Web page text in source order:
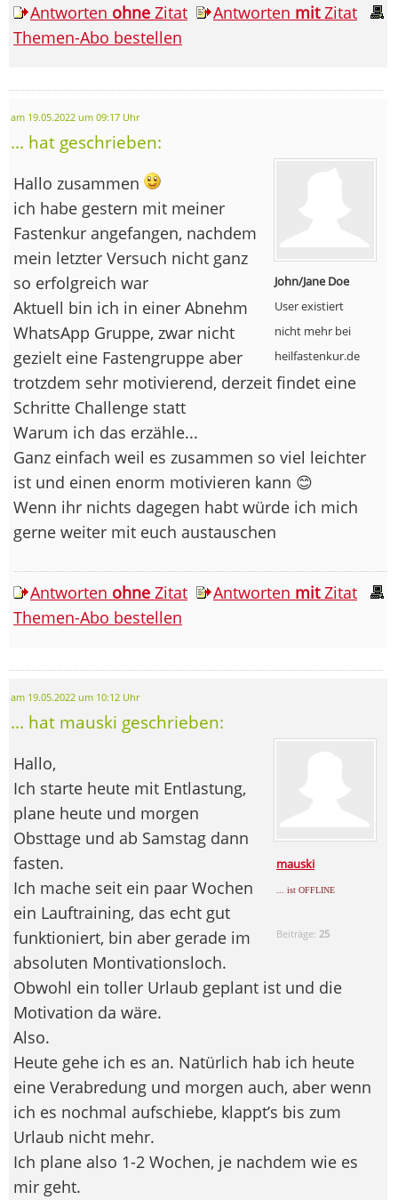
Antworten ohne Zitat Antworten mitZitat
Themen-Abo bestellen
am 19.05.2022 um 09:17 Uhr
... hat geschrieben:
John/Jane Doe
User existiert
nicht mehr bei
heilfastenkur.de
Hallo zusammen
ich habe gestern mit meiner
Fastenkur angefangen, nachdem
mein letzter Versuch nicht ganz
so erfolgreich war
Aktuell bin ich in einer Abnehm
WhatsApp Gruppe, zwar nicht
gezielt eine Fastengruppe aber
trotzdem sehr motivierend, derzeit findet eine
Schritte Challenge statt
Warum ich das erzähle...
Ganz einfach weil es zusammen so viel leichter
ist und einen enorm motivieren kann 😊
Wenn ihr nichts dagegen habt würde ich mich
gerne weiter mit euch austauschen
Antworten ohne Zitat Antworten mitZitat
Themen-Abo bestellen
am 19.05.2022 um 10:12 Uhr
... hat mauski geschrieben:
mauski
... ist OFFLINE
Beiträge: 25
Hallo,
Ich starte heute mit Entlastung,
plane heute und morgen
Obsttage und ab Samstag dann
fasten.
Ich mache seit ein paar Wochen
ein Lauftraining, das echt gut
funktioniert, bin aber gerade im
absoluten Montivationsloch.
Obwohl ein toller Urlaub geplant ist und die
Motivation da wäre.
Also.
Heute gehe ich es an. Natürlich hab ich heute
eine Verabredung und morgen auch, aber wenn
ich es nochmal aufschiebe, klappt’s bis zum
Urlaub nicht mehr.
Ich plane also 1-2 Wochen, je nachdem wie es
mir geht.